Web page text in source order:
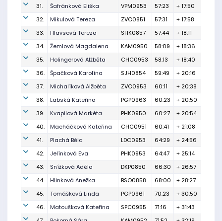
31. Šafránková Eliška VPM0953 57:23
+ 17:50
32.
Mikulová Tereza ZVO0851 57:31
+ 17:58
33.
Hlavsová Tereza SHK0857 57:44
+ 18:11
34.
Žemlová Magdalena KAM0950 58:09
+ 18:36
35.
Holingerová Alžběta CHC0953 58:13
+ 18:40
36.
Špačková Karolína SJH0854 59:49
+ 20:16
37.
Michalíková Alžběta ZVO0953 60:11
+ 20:38
38.
Labská Kateřina PGP0963 60:23
+ 20:50
39.
Kvapilová Markéta PHK0950 60:27
+ 20:54
40.
Macháčková Kateřina CHC0951 60:41
+ 21:08
41.
Plachá Běla LDC0953 64:29
+ 24:56
42.
Jelínková Eva PHK0953 64:47
+ 25:14
43.
Snížková Adéla DKP0850 66:30
+ 26:57
44.
Hlinková Anežka BSO0858 68:00
+ 28:27
45.
Tomášková Linda PGP0961 70:23
+ 30:50
46.
Matoušková Kateřina SPC0955 71:16
+ 31:43